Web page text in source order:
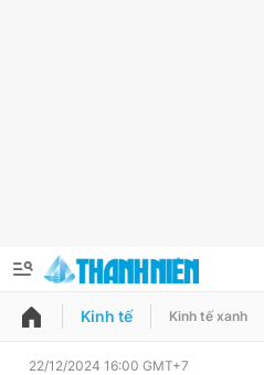
QUẢNG CÁO
Kinh tế Kinh tế xanh
22/12/2024 16:00 GMT+7